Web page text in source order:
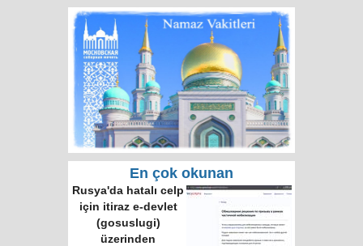
En çok okunan
Rusya'da hatalı celp
için itiraz e-devlet
(gosuslugi)
üzerinden